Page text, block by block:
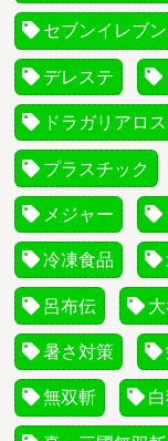
セブンイレブン
デレステ
ドラガリアロス
プラスチック
メジャー
冷凍食品
呂布伝
暑さ対策
無双斬